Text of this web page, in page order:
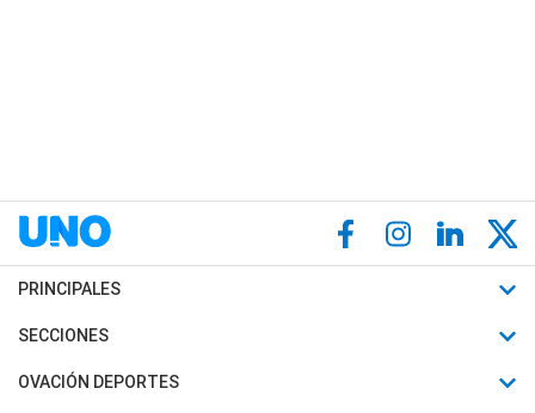
PRINCIPALES
Últimas Noticias
Política
SECCIONES
Horóscopo
OVACIÓN DEPORTES